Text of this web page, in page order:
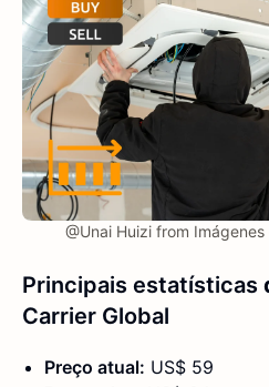
@Unai Huizi from
Principais estatísticas
Carrier Global
Preço atual: US$ 59